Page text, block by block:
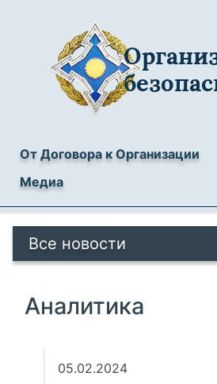
От Договора к Организации
Медиа
Все новости
Аналитика
05.02.2024